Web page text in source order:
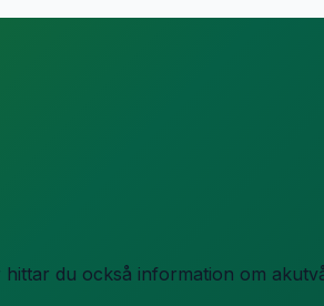
hittar du också information om